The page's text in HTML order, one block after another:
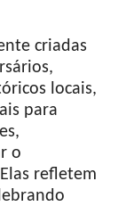
criadas
locais,
para
o
refletem